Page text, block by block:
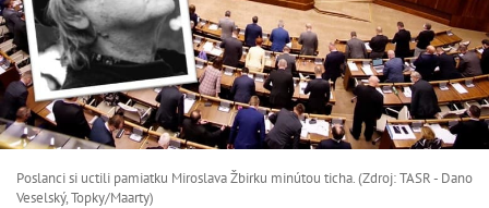
Poslanci si uctili pamiatku Miroslava Žbirku minútou ticha. (Zdroj: TASR - Dano
Veselský, Topky/Maarty)